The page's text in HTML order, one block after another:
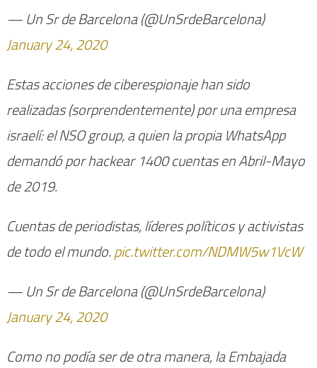
— Un Sr de Barcelona (@UnSrdeBarcelona)
January 24, 2020
Estas acciones de ciberespionaje han sido
realizadas (sorprendentemente) por una empresa
israelí: el NSO group, a quien la propia WhatsApp
demandó por hackear 1400 cuentas en Abril-Mayo
de 2019.
Cuentas de periodistas, líderes políticos y activistas
de todo el mundo.pic.twitter.com/NDMW5w1VcW
— Un Sr de Barcelona (@UnSrdeBarcelona)
January 24, 2020
Como no podía ser de otra manera, la Embajada